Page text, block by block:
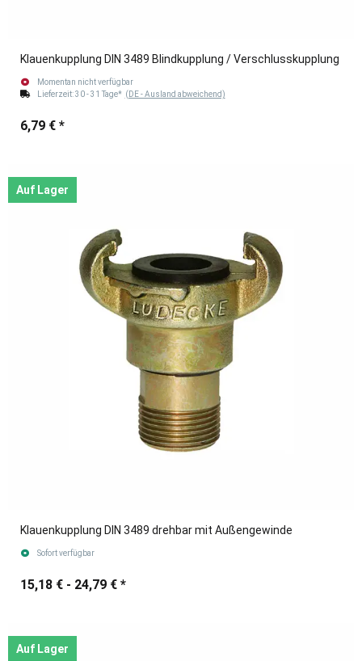
Klauenkupplung DIN 3489 Blindkupplung / Verschlusskupplung
Momentan nicht verfügbar
Lieferzeit:30 - 31 Tage* (DE - Ausland abweichend)
6,79 € *
Auf Lager
Klauenkupplung DIN 3489 drehbar mit Außengewinde
Sofort verfügbar
15,18 € - 24,79 € *
Auf Lager